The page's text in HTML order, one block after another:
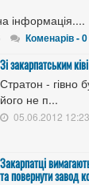
інформація....
Коменарів - 0
Зі закарпатським
Стратон - гівно
його не п...
05.06.2012 12:23
Закарпатці
та повернути завод